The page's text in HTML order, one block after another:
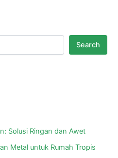
Search
Solusi Ringan dan Awet
Metal untuk Rumah Tropis